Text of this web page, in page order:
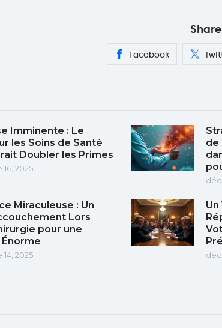
Facebook
Imminente : Le
les Soins de Santé
Doubler les Primes
2025
de
Miraculeuse : Un
Lors
pour une
2025